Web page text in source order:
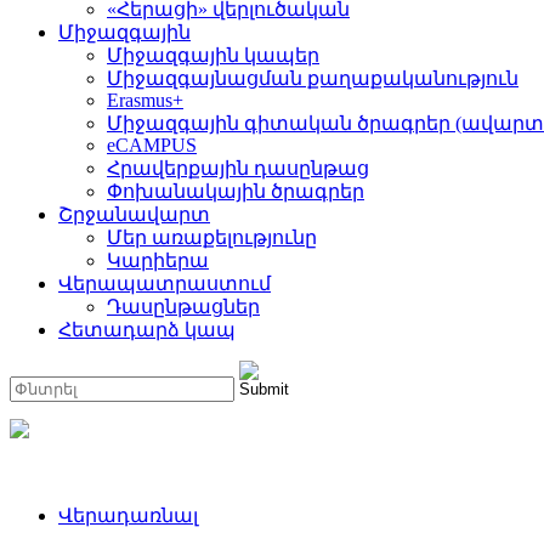
«Հերացի» վերլուծական
Միջազգային
Միջազգային կապեր
Միջազգայնացման քաղաքականություն
Erasmus+
Միջազգային գիտական ծրագրեր
eCAMPUS
Հրավերքային դասընթաց
Փոխանակային ծրագրեր
Շրջանավարտ
Մեր առաքելությունը
Կարիերա
Վերապատրաստում
Դասընթացներ
Հետադարձ կապ
Վերադառնալ